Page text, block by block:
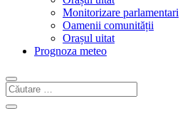
Monitorizare parlamentari
Oamenii comunității
Orașul uitat
Prognoza meteo